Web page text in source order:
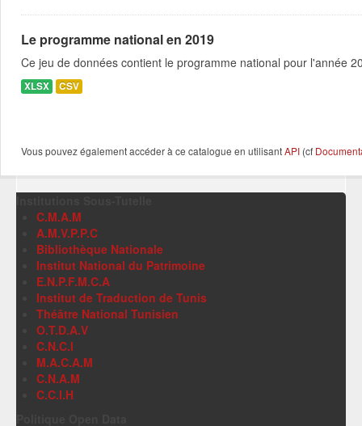
Le programme national en 2019
Ce jeu de données contient le programme national pour l'année
XLSX CSV
Vous pouvez également accéder à ce catalogue en utilisantAPI (cf
C.M.A.M
A.M.V.P.P.C
Bibliothèque Nationale
Institut National du Patrimoine
E.N.P.F.M.C.A
Institut de Traduction de Tunis
Théâtre National Tunisien
O.T.D.A.V
C.N.C.I
M.A.C.A.M
C.N.A.M
C.C.I.H